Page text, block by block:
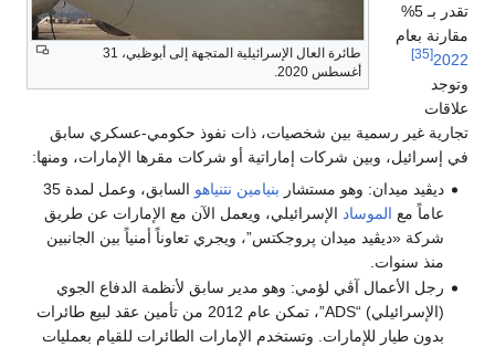
طائرة العال الإسرائيلية المتجهة إلى أبوظبي، 31
أغسطس 2020.
تقدر بـ 5%
مقارنة بعام
2022
[35]
وتوجد
علاقات
تجارية غير رسمية بين شخصيات، ذات نفوذ حكومي-عسكري سابق
في إسرائيل، وبين شركات إماراتية أو شركات مقرها الإمارات، ومنها:
ديڤيد ميدان: وهو مستشار بنيامين نتنياهو
السابق، وعمل لمدة 35
عاماً مع الموساد الإسرائيلي، ويعمل الآن مع الإمارات عن طريق
شركة «ديڤيد ميدان پروجكتس”، ويجري تعاوناً أمنياً بين الجانبين
منذ سنوات.
رجل الأعمال آڤي لؤمي: وهو مدير سابق لأنظمة الدفاع الجوي
(الإسرائيلي) “ADS”، تمكن عام 2012 من تأمين عقد لبيع طائرات
بدون طيار للإمارات. وتستخدم الإمارات الطائرات للقيام بعمليات